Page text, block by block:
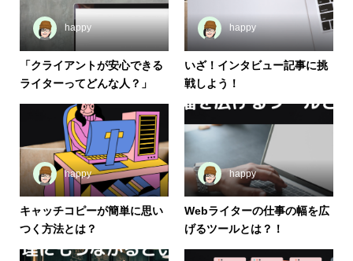
happy
「クライアントが安心できる
ライターってどんな人？」
happy
いざ！インタビュー記事に挑
戦しよう！
happy
キャッチコピーが簡単に思い
つく方法とは？
happy
Webライターの仕事の幅を広
げるツールとは？！